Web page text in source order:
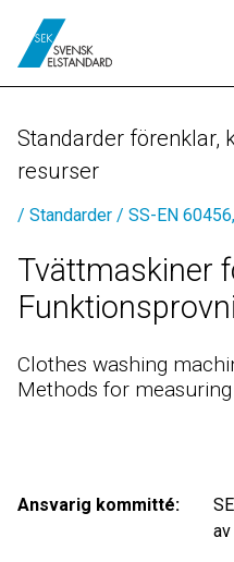
Standarder förenklar,
resurser
/ Standarder / SS-EN
Tvättmaskiner
Clothes washing
Methods for
Ansvarig kommitté: